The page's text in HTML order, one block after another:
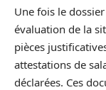
Une fois le
évaluation de la
pièces
attestations de
déclarées. Ces